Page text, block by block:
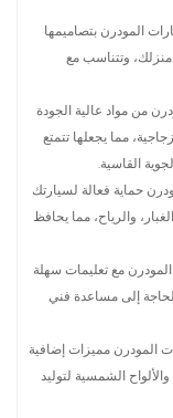
المودرن بتصاميمها
وتتناسب مع
من مواد عالية الجودة
مما يجعلها تتمتع
القاسية.
حماية فعالة لسيارتك
والرياح، مما يحافظ
مع تعليمات سهلة
إلى مساعدة فني
المودرن مميزات إضافية
الشمسية لتوليد